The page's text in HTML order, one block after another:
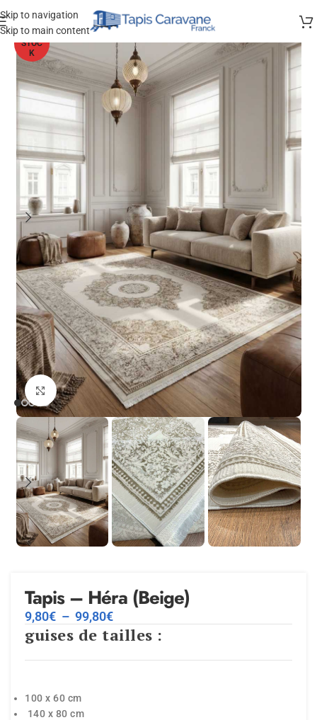
Skip to navigation
Skip to main content
HORS
STOC
K
Agrandir
Tapis – Héra (Beige)
9,80€ – 99,80€
guises de tailles :
100 x 60 cm
140 x 80 cm